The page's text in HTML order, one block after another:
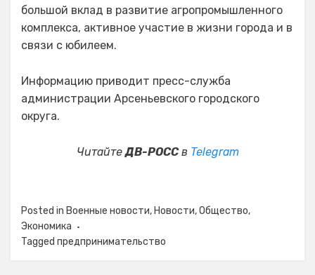
большой вклад в развитие агропромышленного
комплекса, активное участие в жизни города и в
связи с юбилеем.
Информацию приводит пресс-служба
администрации Арсеньевского городского
округа.
ЧитайтеДВ-РОССв Telegram
Posted in Военные новости, Новости,Общество,
Экономика
Tagged предпринимательство